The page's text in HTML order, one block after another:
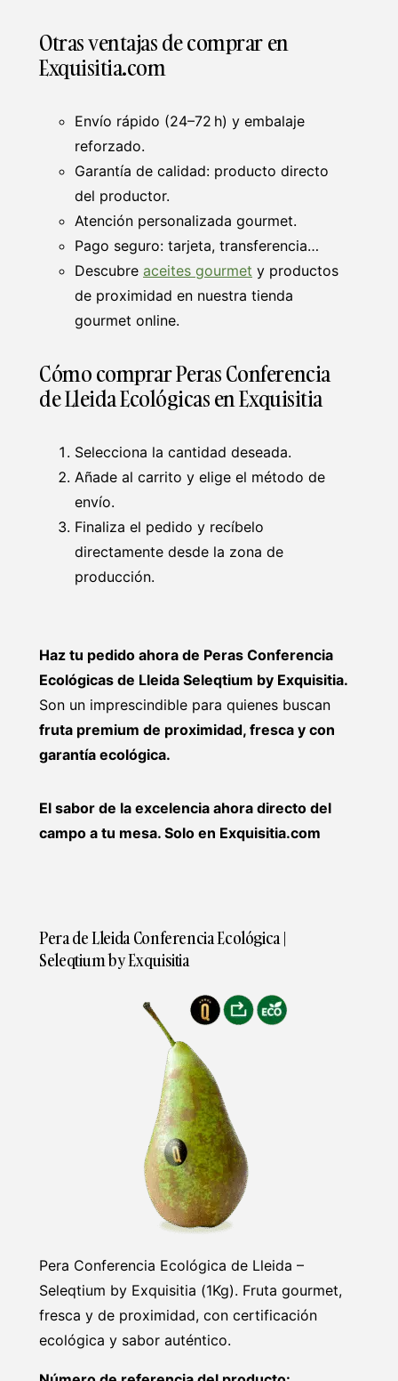
Otras ventajas de comprar en
Exquisitia.com
Envío rápido (24–72 h) y embalaje
reforzado.
Garantía de calidad: producto directo
del productor.
Atención personalizada gourmet.
Pago seguro: tarjeta, transferencia…
Descubre aceites gourmet y productos
de proximidad en nuestra tienda
gourmet online.
Cómo comprar Peras Conferencia
de Lleida Ecológicas en Exquisitia
Selecciona la cantidad deseada.
Añade al carrito y elige el método de
envío.
Finaliza el pedido y recíbelo
directamente desde la zona de
producción.
Haz tu pedido ahora de Peras Conferencia
Ecológicas de Lleida Seleqtium by Exquisitia.
Son un imprescindible para quienes buscan
fruta premium de proximidad, fresca y con
garantía ecológica.
El sabor de la excelencia ahora directo del
campo a tu mesa. Solo en Exquisitia.com
Pera de Lleida Conferencia Ecológica |
Seleqtium by Exquisitia
Pera Conferencia Ecológica de Lleida –
Seleqtium by Exquisitia (1Kg). Fruta gourmet,
fresca y de proximidad, con certificación
ecológica y sabor auténtico.